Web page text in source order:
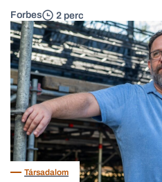
Forbes 2 perc
Társadalom